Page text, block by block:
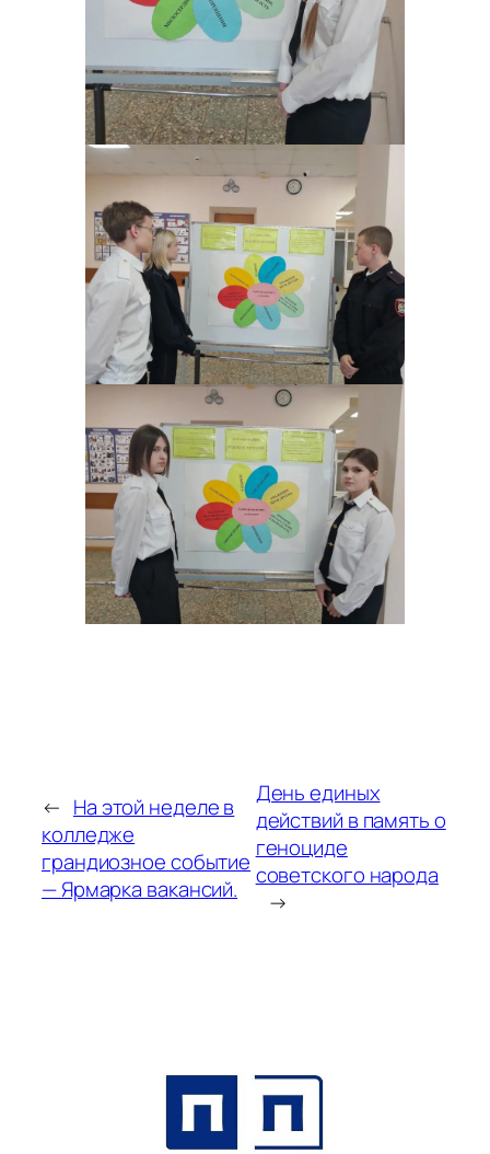
← На этой неделе в
колледже
грандиозное событие
— Ярмарка вакансий.
День единых
действий в память о
геноциде
советского народа
→